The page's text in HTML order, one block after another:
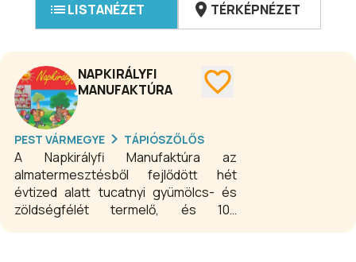
LISTANÉZET TÉRKÉPNÉZET
NAPKIRÁLYFI
MANUFAKTÚRA
PEST VÁRMEGYE TÁPIÓSZŐLŐS
A Napkirályfi Manufaktúra az
almatermesztésből fejlődött hét
évtized alatt tucatnyi gyümölcs- és
zöldségfélét termelő, és 100